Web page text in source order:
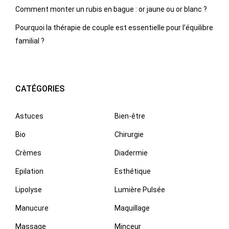
Comment monter un rubis en bague : or jaune ou or blanc ?
Pourquoi la thérapie de couple est essentielle pour l’équilibre
familial ?
CATÉGORIES
Astuces Bien-être
Bio Chirurgie
Crèmes Diadermie
Epilation Esthétique
Lipolyse Lumière Pulsée
Manucure Maquillage
Massage Minceur